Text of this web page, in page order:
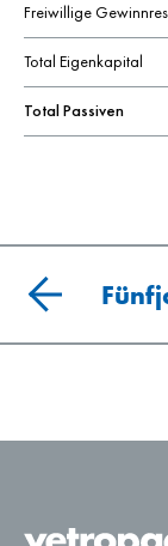
Freiwillige
Total Eigenkapital
Total Passiven